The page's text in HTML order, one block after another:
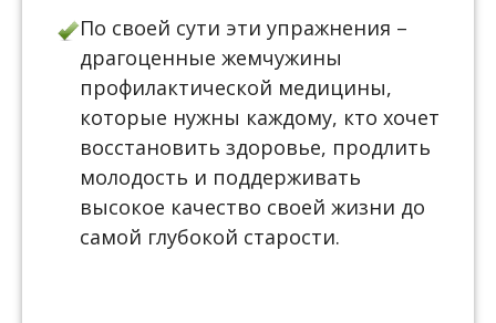
По своей сути эти упражнения –
драгоценные жемчужины
профилактической медицины,
которые нужны каждому, кто хочет
восстановить здоровье, продлить
молодость и поддерживать
высокое качество своей жизни до
самой глубокой старости.